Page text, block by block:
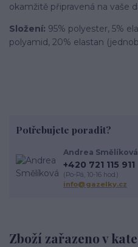
okamžitě připravená na vaše
Složení: 95% polyester, 5%
polyamid, 20% elastan
Zboží zařazeno v
Potřebujete poradit?
Andrea Smělíková
+420 721 115 911
(Po-Pá, 10-16 hod.)
info@gazelky.cz